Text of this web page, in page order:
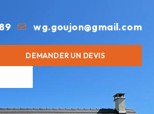
wg.goujon@gmail.com
DEMANDER UN DEVIS